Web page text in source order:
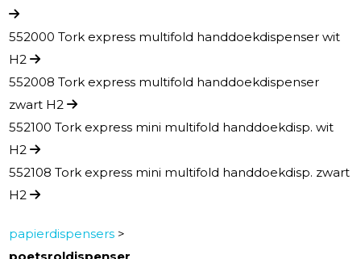
552000 Tork express multifold handdoekdispenser wit
H2
552008 Tork express multifold handdoekdispenser
zwart H2
552100 Tork express mini multifold handdoekdisp. wit
H2
552108 Tork express mini multifold handdoekdisp. zwart
H2
papierdispensers >